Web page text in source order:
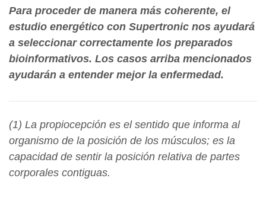
Para proceder de manera más coherente, el
estudio energético con Supertronic nos ayudará
a seleccionar correctamente los preparados
bioinformativos. Los casos arriba mencionados
ayudarán a entender mejor la enfermedad.
(1) La propiocepción es el sentido que informa al
organismo de la posición de los músculos; es la
capacidad de sentir la posición relativa de partes
corporales contiguas.